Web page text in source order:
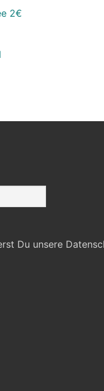
2€
Du unsere